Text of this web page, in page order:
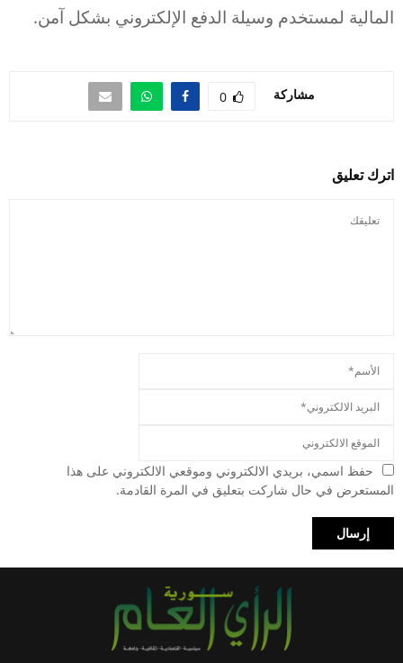
المالية لمستخدم وسيلة الدفع الإلكتروني بشكل آمن.
مشاركة 0
اترك تعليق
حفظ اسمي، بريدي الالكتروني وموقعي الالكتروني على هذا
المستعرض في حال شاركت بتعليق في المرة القادمة.